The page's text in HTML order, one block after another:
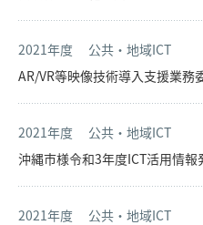
2021年度
公共・地域ICT
AR/VR等映像技術導入支援業務
2021年度
公共・地域ICT
沖縄市様令和3年度ICT活用情報
2021年度
公共・地域ICT